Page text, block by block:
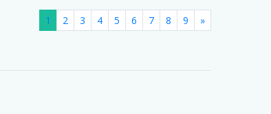
1 2 3 4 5 6 7 8 9 »